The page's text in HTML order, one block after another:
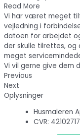
Read More
Vi har været meget
vejledning i
datoen for arbejdet
der skulle tilrettes,
meget
Vi vil gerne give dem
Previous
Next
Oplysninger
Husmaleren
CVR: 42102717